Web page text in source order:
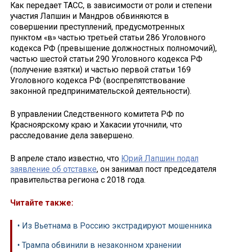
Как передает ТАСС, в зависимости от роли и степени
участия Лапшин и Мандров обвиняются в
совершении преступлений, предусмотренных
пунктом «в» частью третьей статьи 286 Уголовного
кодекса РФ (превышение должностных полномочий),
частью шестой статьи 290 Уголовного кодекса РФ
(получение взятки) и частью первой статьи 169
Уголовного кодекса РФ (воспрепятствование
законной предпринимательской деятельности).
В управлении Следственного комитета РФ по
Красноярскому краю и Хакасии уточнили, что
расследование дела завершено.
В апреле стало известно, что Юрий Лапшин подал
заявление об отставке, он занимал пост председателя
правительства региона с 2018 года.
Читайте также:
• Из Вьетнама в Россию экстрадируют мошенника
• Трампа обвинили в незаконном хранении